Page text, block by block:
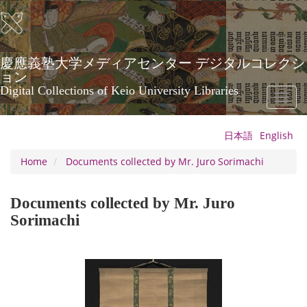
Skip
to
main
content
慶應義塾大学メディアセンター デジタルコレクシ
ョン
Digital Collections of Keio University Libraries
Toggle
日本語 English
Home
Documents collected by Mr. Juro Sorimachi
Documents collected by Mr. Juro
Sorimachi